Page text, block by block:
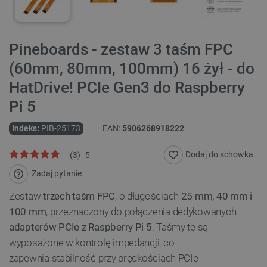
Pineboards - zestaw 3 taśm FPC
(60mm, 80mm, 100mm) 16 żył - do
HatDrive! PCIe Gen3 do Raspberry
Pi 5
Indeks: PIB-25173 EAN: 5906268918222
5
(3)
Zadaj pytanie
Dodaj do schowka
Zestawtrzech taśm FPC, o długościach 25 mm, 40 mm i
100 mm, przeznaczony do połączenia dedykowanych
adapterów PCIe z Raspberry Pi 5. Taśmy te są
wyposażone w kontrolę impedancji, co
zapewnia stabilność przy prędkościach PCIe